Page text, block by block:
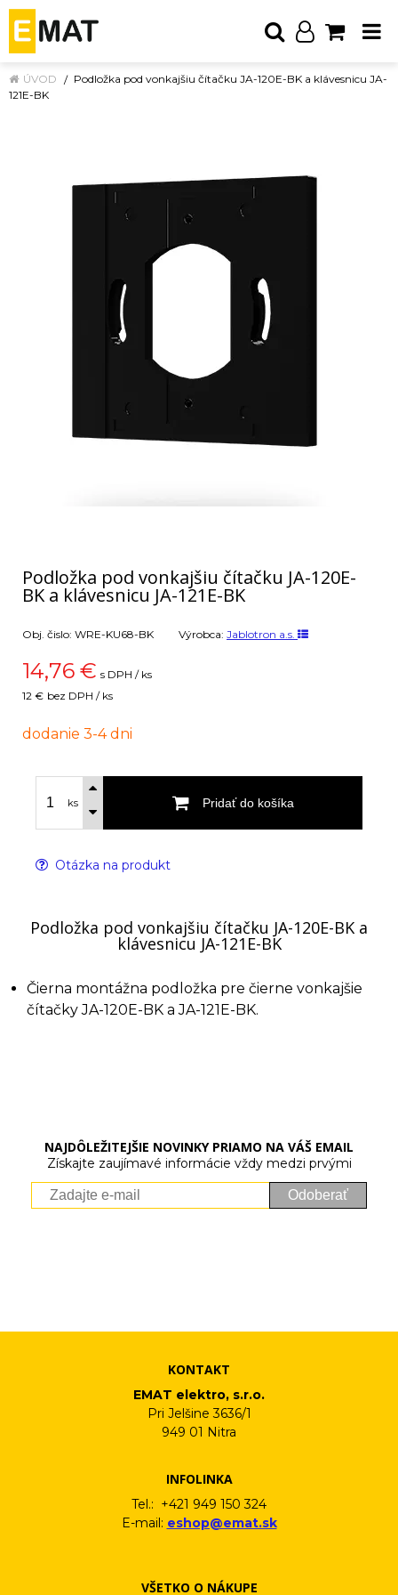
ÚVOD
Podložka pod vonkajšiu čítačku JA-120E-BK a klávesnicu JA-
121E-BK
Podložka pod vonkajšiu čítačku JA-120E-
BK a klávesnicu JA-121E-BK
Obj. čislo: WRE-KU68-BK Výrobca: Jablotron a.s.
14,76 € s DPH / ks
12 € bez DPH / ks
dodanie 3-4 dni
ks Pridať do košíka
Otázka na produkt
Podložka pod vonkajšiu čítačku JA-120E-BK a
klávesnicu JA-121E-BK
Čierna montážna podložka pre čierne vonkajšie
čítačky JA-120E-BK a JA-121E-BK.
NAJDÔLEŽITEJŠIE NOVINKY PRIAMO NA VÁŠ EMAIL
Získajte zaujímavé informácie vždy medzi prvými
Odoberať
KONTAKT
EMAT elektro, s.r.o.
Pri Jelšine 3636/1
949 01 Nitra
INFOLINKA
Tel.: +421 949 150 324
E-mail: eshop@emat.sk
VŠETKO O NÁKUPE